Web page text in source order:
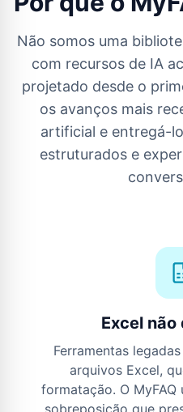
Não somos uma
com recursos de IA
projetado desde o
os avanços mais
artificial e entregá-
estruturados e
Excel
Ferramentas
arquivos Excel,
formatação. O
sobreposição que